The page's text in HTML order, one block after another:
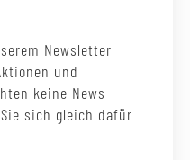
Newsletter
und
keine News
sich gleich dafür